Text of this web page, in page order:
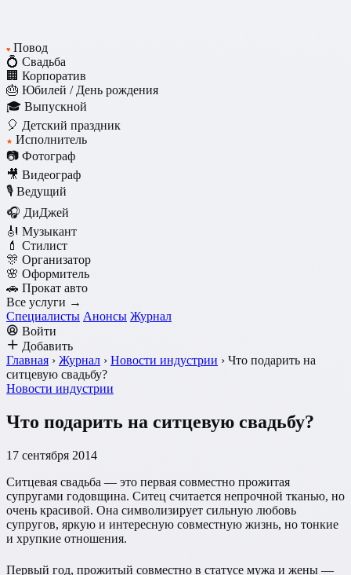
♥ Повод
💍 Свадьба
🏢 Корпоратив
🎂 Юбилей / День рождения
🎓 Выпускной
🎈 Детский праздник
★ Исполнитель
📷 Фотограф
🎥 Видеограф
🎙️ Ведущий
🎧 ДиДжей
🎻 Музыкант
💄 Стилист
🎊 Организатор
🌸 Оформитель
🚗 Прокат авто
Все услуги →
Специалисты Анонсы Журнал
Войти
Добавить
Главная › Журнал › Новости индустрии › Что подарить на
ситцевую свадьбу?
Новости индустрии
Что подарить на ситцевую свадьбу?
17 сентября 2014
Ситцевая свадьба — это первая совместно прожитая
супругами годовщина. Ситец считается непрочной тканью, но
очень красивой. Она символизирует сильную любовь
супругов, яркую и интересную совместную жизнь, но тонкие
и хрупкие отношения.
Первый год, прожитый совместно в статусе мужа и жены —